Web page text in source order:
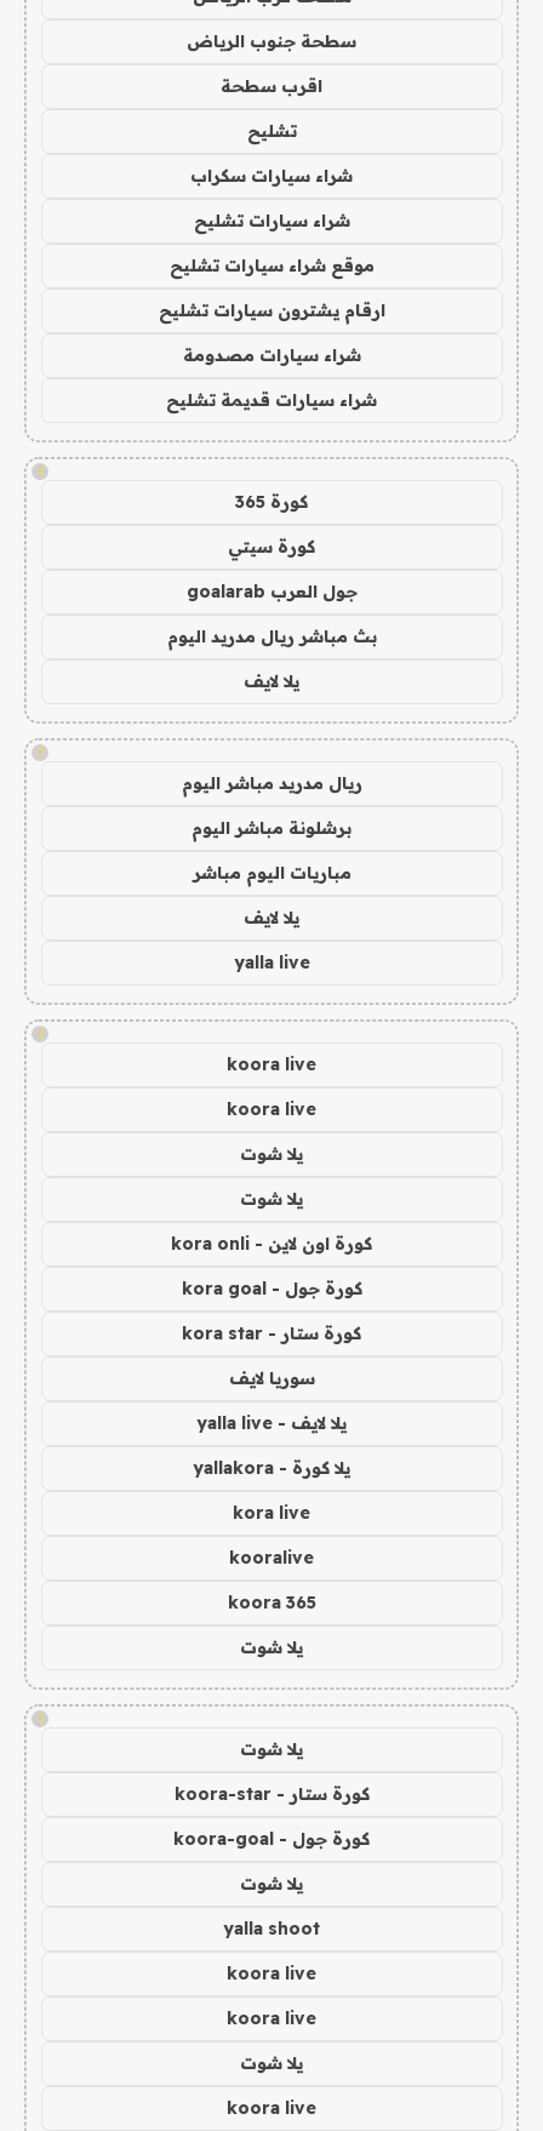
سطحة جنوب الرياض
اقرب سطحة
تشليح
شراء سيارات سكراب
شراء سيارات تشليح
موقع شراء سيارات تشليح
ارقام يشترون سيارات تشليح
شراء سيارات مصدومة
شراء سيارات قديمة تشليح
!
كورة 365
كورة سيتي
جول العرب goalarab
بث مباشر ريال مدريد اليوم
يلا لايف
!
ريال مدريد مباشر اليوم
برشلونة مباشر اليوم
مباريات اليوم مباشر
يلا لايف
yalla live
!
koora live
koora live
يلا شوت
يلا شوت
كورة اون لاين - kora onli
كورة جول - kora goal
كورة ستار - kora star
سوريا لايف
يلا لايف - yalla live
يلا كورة - yallakora
kora live
kooralive
koora 365
يلا شوت
!
يلا شوت
كورة ستار - koora-star
كورة جول - koora-goal
يلا شوت
yalla shoot
koora live
koora live
يلا شوت
koora live